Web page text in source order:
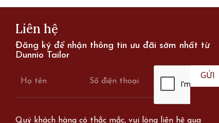
Liên hệ
Đăng ký để nhận thông tin ưu đãi sớm nhất từ
Dunnio Tailor
Quý khách hàng có thắc mắc, vui lòng liên hệ qua